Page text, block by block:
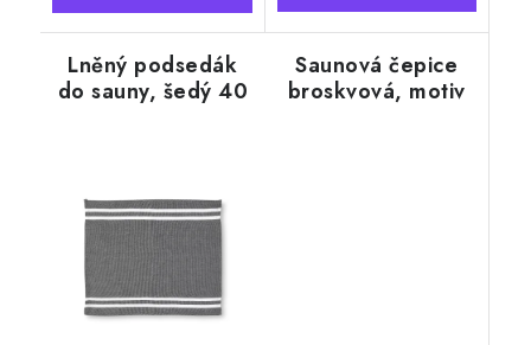
Lněný podsedák
do sauny, šedý 40
Saunová čepice
broskvová, motiv